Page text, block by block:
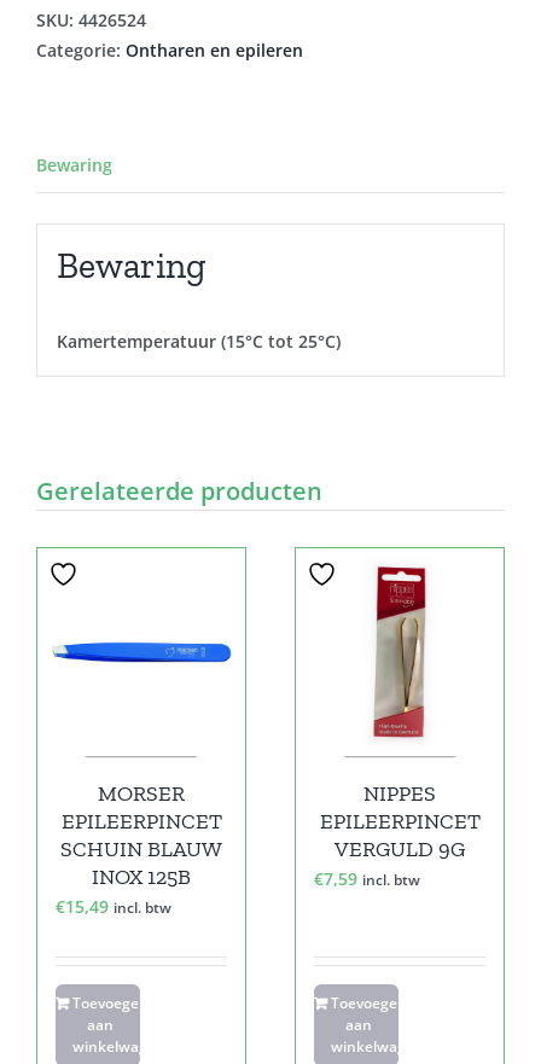
INOX
aantal
SKU: 4426524
Categorie: Ontharen en epileren
Bewaring
Bewaring
Kamertemperatuur (15°C tot 25°C)
Gerelateerde producten
MORSER
EPILEERPINCET
SCHUIN BLAUW
INOX 125B
€15,49 incl. btw
Toevoegen
aan
winkelwagen
NIPPES
EPILEERPINCET
VERGULD 9G
€7,59 incl. btw
Toevoegen
aan
winkelwagen